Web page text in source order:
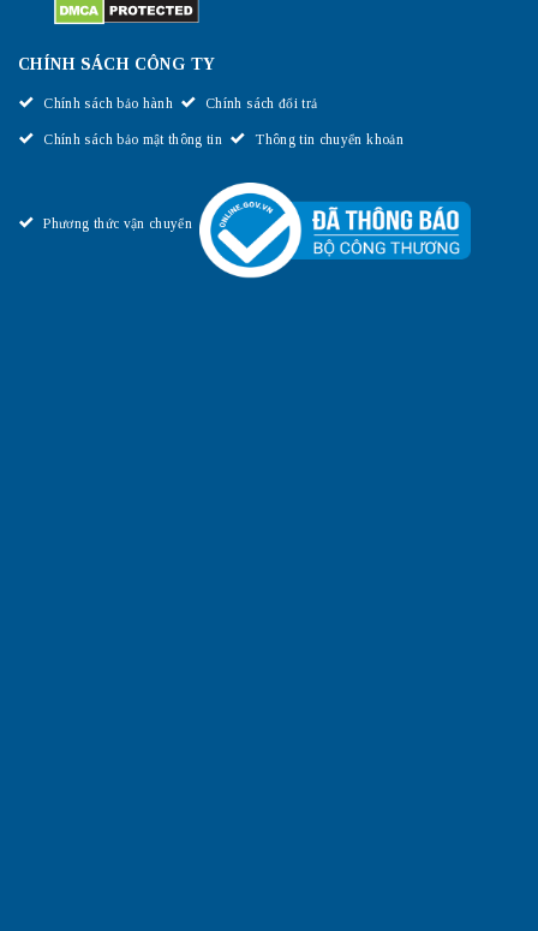
CHÍNH SÁCH CÔNG TY
Chính sách bảo hành Chính sách đổi trả
Chính sách bảo mật thông tin Thông tin chuyển khoản
Phương thức vận chuyển